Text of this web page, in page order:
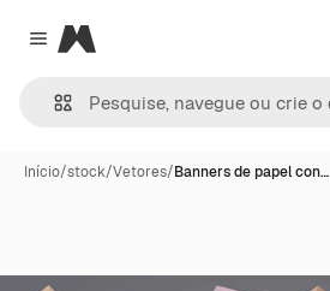
Close menu
Magnific
Início/stock/Vetores/Banners de papel con…